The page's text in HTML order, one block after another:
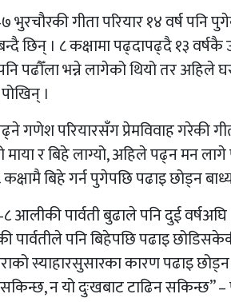
भुरचौरकी गीता परियार १४ वर्ष पनि
छिन् । ८ कक्षामा पढ्दापढ्दै १३
पढौँला भन्ने लागेको थियो तर
।
गणेश परियारसँग प्रेमविवाह गरेकी
माया र बिहे लाग्यो, अहिले पढ्न मन
बिहे गर्न पुगेपछि पढाइ छोड्न
आलीकी पार्वती बुढाले पनि दुई
पनि बिहेपछि पढाइ
स्याहारसुसारका कारण पढाइ
न यो दुःखबाट टाढिन सकिन्छ” –